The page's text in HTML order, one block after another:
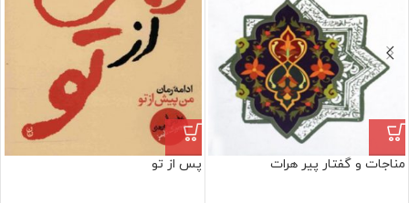
مناجات و گفتار پیر هرات پس از تو